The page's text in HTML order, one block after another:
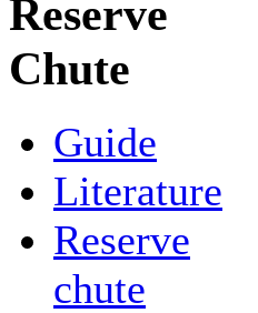
Reserve
Chute
Guide
Literature
Reserve
chute